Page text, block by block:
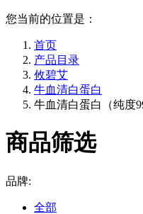
您当前的位置是：
首页
产品目录
攸碧艾
牛血清白蛋白
牛血清白蛋白（纯度
商品筛选
品牌:
全部